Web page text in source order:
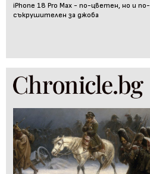
iPhone 18 Pro Max - по-цветен, но и по-
съкрушителен за джоба